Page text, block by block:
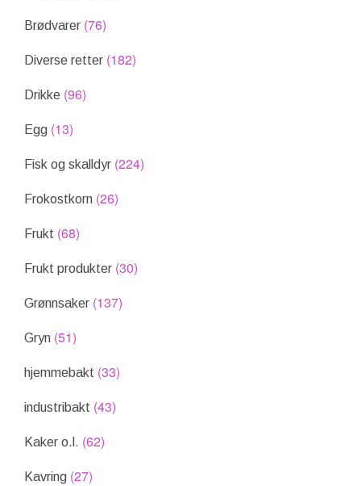
Brødvarer (76)
Diverse retter (182)
Drikke (96)
Egg (13)
Fisk og skalldyr (224)
Frokostkorn (26)
Frukt (68)
Frukt produkter (30)
Grønnsaker (137)
Gryn (51)
hjemmebakt (33)
industribakt (43)
Kaker o.l. (62)
Kavring (27)